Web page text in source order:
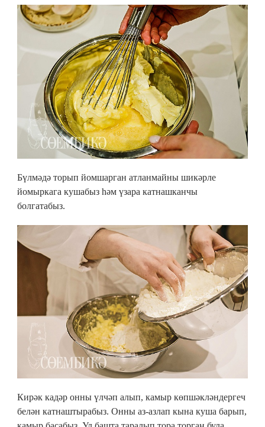
Бүлмәдә торып йомшарган атланмайны шикәрле
йомыркага кушабыз һәм үзара катнашканчы
болгатабыз.
Кирәк кадәр онны үлчәп алып, камыр көпшәкләндергеч
белән катнаштырабыз. Онны аз-азлап кына куша барып,